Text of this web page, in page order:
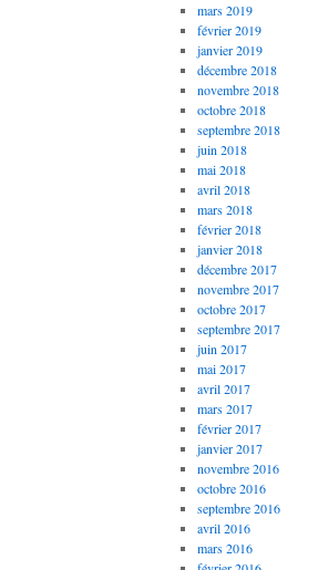
mars 2019
février 2019
janvier 2019
décembre 2018
novembre 2018
octobre 2018
septembre 2018
juin 2018
mai 2018
avril 2018
mars 2018
février 2018
janvier 2018
décembre 2017
novembre 2017
octobre 2017
septembre 2017
juin 2017
mai 2017
avril 2017
mars 2017
février 2017
janvier 2017
novembre 2016
octobre 2016
septembre 2016
avril 2016
mars 2016